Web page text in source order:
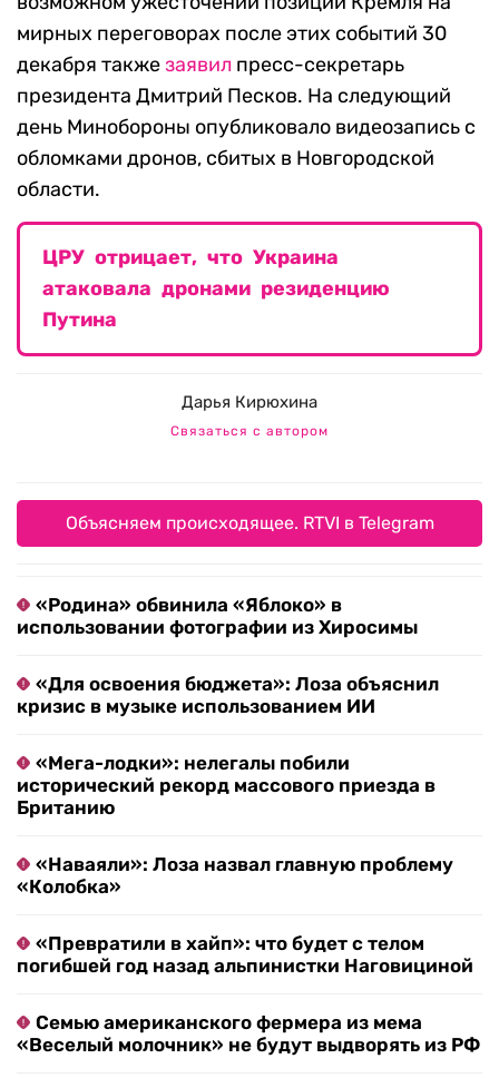
мирных переговорах после этих событий 30
декабря такжезаявил пресс-секретарь
президента Дмитрий Песков. На следующий
день Минобороны опубликовало видеозапись с
обломками дронов, сбитых в Новгородской
области.
ЦРУ отрицает, что Украина
атаковала дронами резиденцию
Путина
Дарья Кирюхина
Связаться с автором
Объясняем происходящее. RTVI в Telegram
«Родина» обвинила «Яблоко» в
использовании фотографии из Хиросимы
«Для освоения бюджета»: Лоза объяснил
кризис в музыке использованием ИИ
«Мега-лодки»: нелегалы побили
исторический рекорд массового приезда в
Британию
«Наваяли»: Лоза назвал главную проблему
«Колобка»
«Превратили в хайп»: что будет с телом
погибшей год назад альпинистки Наговициной
Семью американского фермера из мема
«Веселый молочник» не будут выдворять из РФ